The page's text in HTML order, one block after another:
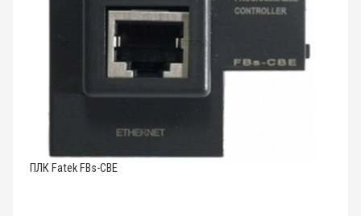
ПЛК Fatek FBs-CBE